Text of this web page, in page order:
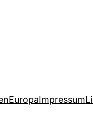
EuropaImpressum